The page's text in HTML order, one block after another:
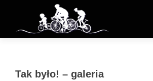
Tak było! – galeria